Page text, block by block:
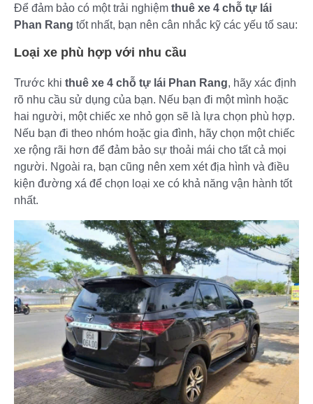
Để đảm bảo có một trải nghiệm thuê xe 4 chỗ tự lái
Phan Rang tốt nhất, bạn nên cân nhắc kỹ các yếu tố sau:
Loại xe phù hợp với nhu cầu
Trước khi thuê xe 4 chỗ tự lái Phan Rang, hãy xác định
rõ nhu cầu sử dụng của bạn. Nếu bạn đi một mình hoặc
hai người, một chiếc xe nhỏ gọn sẽ là lựa chọn phù hợp.
Nếu bạn đi theo nhóm hoặc gia đình, hãy chọn một chiếc
xe rộng rãi hơn để đảm bảo sự thoải mái cho tất cả mọi
người. Ngoài ra, bạn cũng nên xem xét địa hình và điều
kiện đường xá để chọn loại xe có khả năng vận hành tốt
nhất.